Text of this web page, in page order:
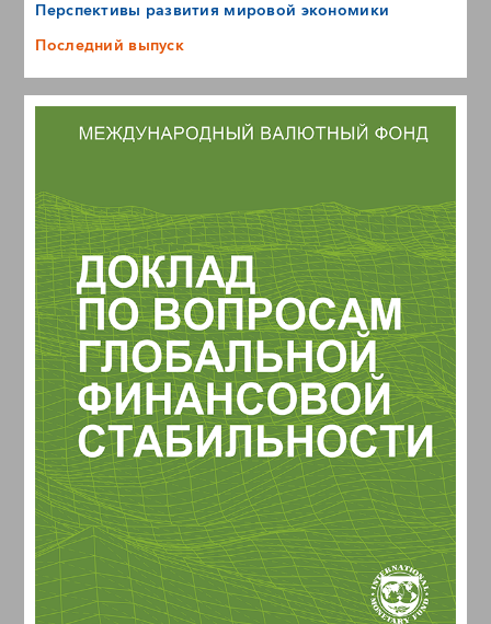
Перспективы развития мировой экономики
Последний выпуск